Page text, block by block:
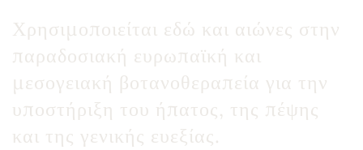
Χρησιμοποιείται εδώ και αιώνες στην
παραδοσιακή ευρωπαϊκή και
μεσογειακή βοτανοθεραπεία για την
υποστήριξη του ήπατος, της πέψης
και της γενικής ευεξίας.